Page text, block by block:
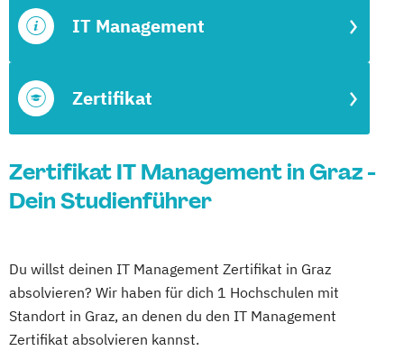
Zertifikat
IT Management
Zertifikat IT Management in Graz -
Dein Studienführer
Du willst deinen IT Management Zertifikat in Graz
absolvieren? Wir haben für dich 1 Hochschulen mit
Standort in Graz, an denen du den IT Management
Zertifikat absolvieren kannst.